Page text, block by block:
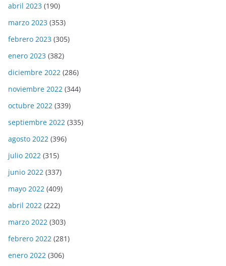
abril 2023 (190)
marzo 2023 (353)
febrero 2023 (305)
enero 2023 (382)
diciembre 2022 (286)
noviembre 2022 (344)
octubre 2022 (339)
septiembre 2022 (335)
agosto 2022 (396)
julio 2022 (315)
junio 2022 (337)
mayo 2022 (409)
abril 2022 (222)
marzo 2022 (303)
febrero 2022 (281)
enero 2022 (306)